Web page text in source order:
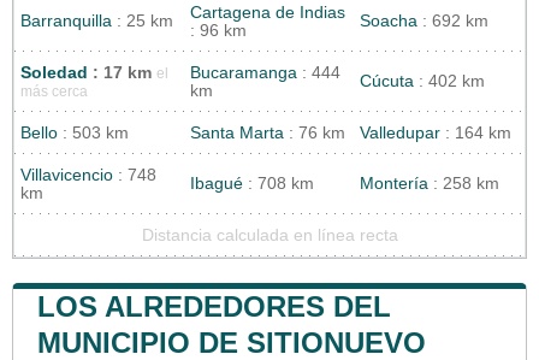
Barranquilla : 25 km
Cartagena de Indias
: 96 km
Soacha : 692 km
Soledad : 17 km el
más cerca
Bucaramanga : 444
km
Cúcuta : 402 km
Bello : 503 km Santa Marta : 76 km Valledupar : 164 km
Villavicencio : 748
km
Ibagué : 708 km Montería : 258 km
Distancia calculada en línea recta
LOS ALREDEDORES DEL
MUNICIPIO DE SITIONUEVO